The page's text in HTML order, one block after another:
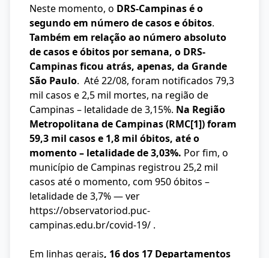
Neste momento, o DRS-Campinas é o
segundo em número de casos e óbitos.
Também em relação ao número absoluto
de casos e óbitos por semana, o DRS-
Campinas ficou atrás, apenas, da Grande
São Paulo. Até 22/08, foram notificados 79,3
mil casos e 2,5 mil mortes, na região de
Campinas – letalidade de 3,15%. Na Região
Metropolitana de Campinas (RMC[1]) foram
59,3 mil casos e 1,8 mil óbitos, até o
momento – letalidade de 3,03%. Por fim, o
município de Campinas registrou 25,2 mil
casos até o momento, com 950 óbitos –
letalidade de 3,7% — ver
https://observatoriod.puc-
campinas.edu.br/covid-19/ .
Em linhas gerais, 16 dos 17 Departamentos